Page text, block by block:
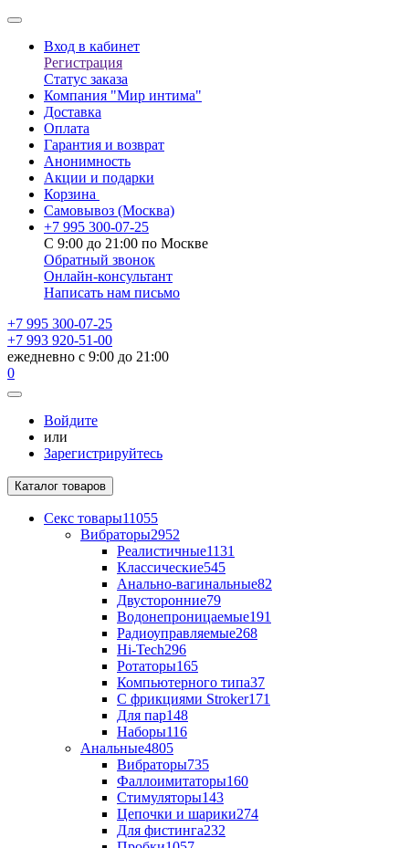
Вход в кабинет
Регистрация
Статус заказа
Компания "Мир интима"
Доставка
Оплата
Гарантия и возврат
Анонимность
Акции и подарки
Корзина
Самовывоз (Москва)
+7 995 300-07-25
С 9:00 до 21:00 по Москве
Обратный звонок
Онлайн-консультант
Написать нам письмо
+7 995 300-07-25
+7 993 920-51-00
ежедневно с 9:00 до 21:00
0
Войдите
или
Зарегистрируйтесь
Каталог товаров
Секс товары11055
Вибраторы2952
Реалистичные1131
Классические545
Анально-вагинальные82
Двусторонние79
Водонепроницаемые191
Радиоуправляемые268
Hi-Tech296
Ротаторы165
Компьютерного типа37
С фрикциями Stroker171
Для пар148
Наборы116
Анальные4805
Вибраторы735
Фаллоимитаторы160
Стимуляторы143
Цепочки и шарики274
Для фистинга232